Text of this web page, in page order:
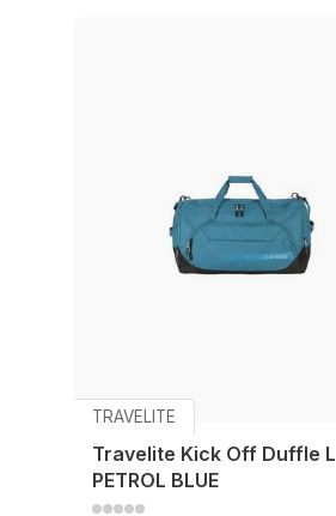
TRAVELITE
Travelite Kick Off Duffle L
PETROL BLUE